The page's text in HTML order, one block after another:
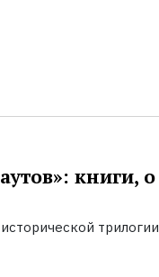
книги, о
трилогии